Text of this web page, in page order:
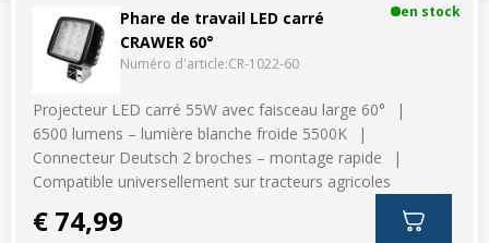
Phare de travail LED carré
CRAWER 60°
Numéro d'article:CR-1022-60
en stock
Projecteur LED carré 55W avec faisceau large 60°
6500 lumens – lumière blanche froide 5500K
Connecteur Deutsch 2 broches – montage rapide
Compatible universellement sur tracteurs agricoles
€ 74,99